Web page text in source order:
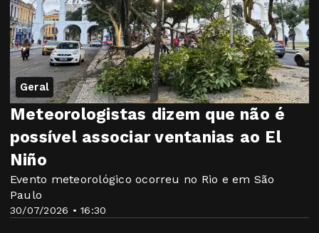
Geral
30/07/2026 • 16:30
Meteorologistas dizem que não é
possível associar ventanias ao El
Niño
Evento meteorológico ocorreu no Rio e em São
Paulo